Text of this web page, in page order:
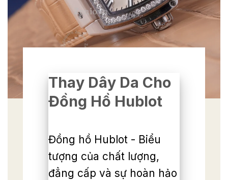
Thay Dây Da Cho
Đồng Hồ Hublot
Đồng hồ Hublot - Biểu
tượng của chất lượng,
đẳng cấp và sự hoàn hảo